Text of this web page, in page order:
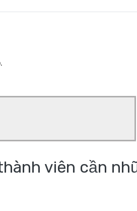
viên cần